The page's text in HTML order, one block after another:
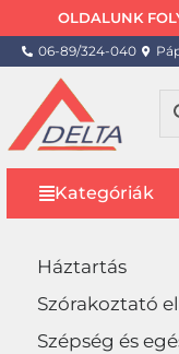
OLDALUNK
06-89/324-040
Kategóriák
Háztartás
Szórakoztató
Szépség és